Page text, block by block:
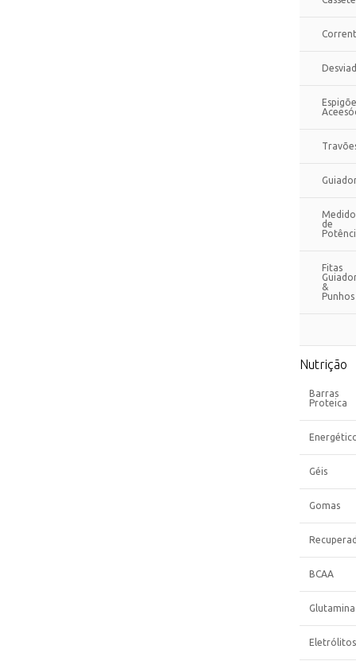
de
Fitas
&
Punhos
Nutrição
Barras
Proteica
Géis
Gomas
BCAA
Glutamina
Eletrólitos